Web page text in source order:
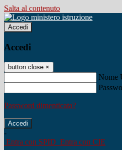
Salta al contenuto
Accedi
Accedi
button close ×
Nome
Password dimenticata?
-
Entra con SPID Entra con CIE